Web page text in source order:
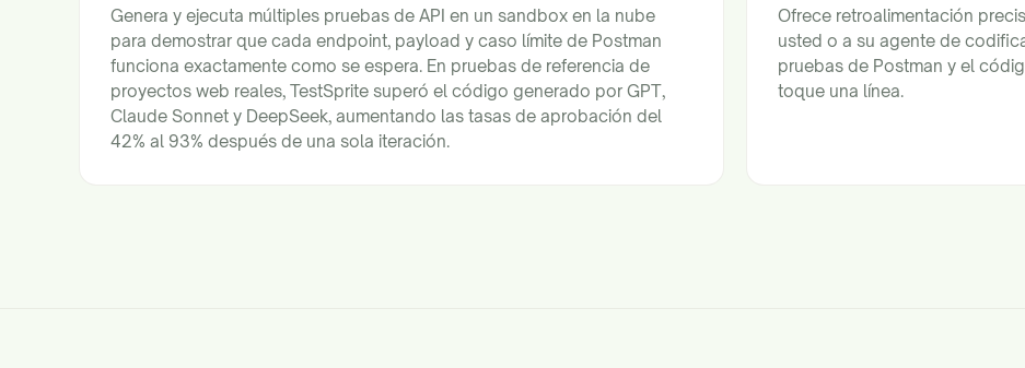
Genera y ejecuta múltiples pruebas de API en un sandbox en la nube
para demostrar que cada endpoint, payload y caso límite de Postman
funciona exactamente como se espera. En pruebas de referencia de
proyectos web reales, TestSprite superó el código generado por GPT,
Claude Sonnet y DeepSeek, aumentando las tasas de aprobación del
42% al 93% después de una sola iteración.
Ofrece retroalimentación
usted o a su agente de
pruebas de Postman y el
toque una línea.